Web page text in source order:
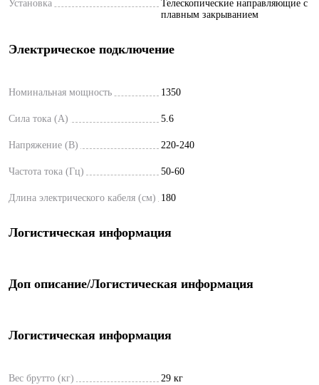
Установка
Телескопические направляющие с
плавным закрыванием
Электрическое подключение
Номинальная мощность 1350
Сила тока (А) 5.6
Напряжение (В) 220-240
Частота тока (Гц) 50-60
Длина электрического кабеля (см) 180
Логистическая информация
Доп описание/Логистическая информация
Логистическая информация
Вес брутто (кг) 29 кг